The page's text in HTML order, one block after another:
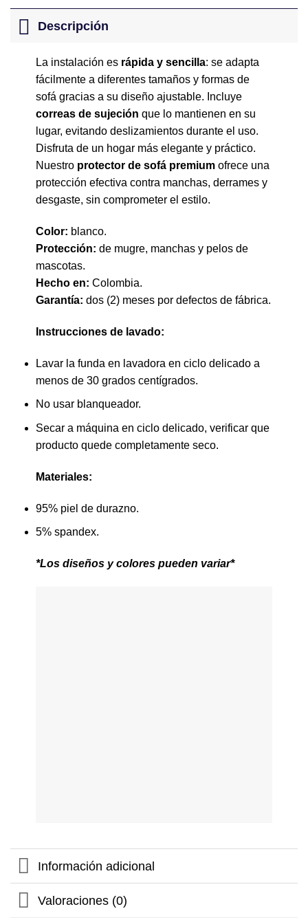
Descripción
La instalación es rápida y sencilla: se adapta
fácilmente a diferentes tamaños y formas de
sofá gracias a su diseño ajustable. Incluye
correas de sujeción que lo mantienen en su
lugar, evitando deslizamientos durante el uso.
Disfruta de un hogar más elegante y práctico.
Nuestro protector de sofá premium ofrece una
protección efectiva contra manchas, derrames y
desgaste, sin comprometer el estilo.
Color: blanco.
Protección: de mugre, manchas y pelos de
mascotas.
Hecho en: Colombia.
Garantía: dos (2) meses por defectos de fábrica.
Instrucciones de lavado:
Lavar la funda en lavadora en ciclo delicado a
menos de 30 grados centígrados.
No usar blanqueador.
Secar a máquina en ciclo delicado, verificar que
producto quede completamente seco.
Materiales:
95% piel de durazno.
5% spandex.
*Los diseños y colores pueden variar*
Información adicional
Valoraciones (0)